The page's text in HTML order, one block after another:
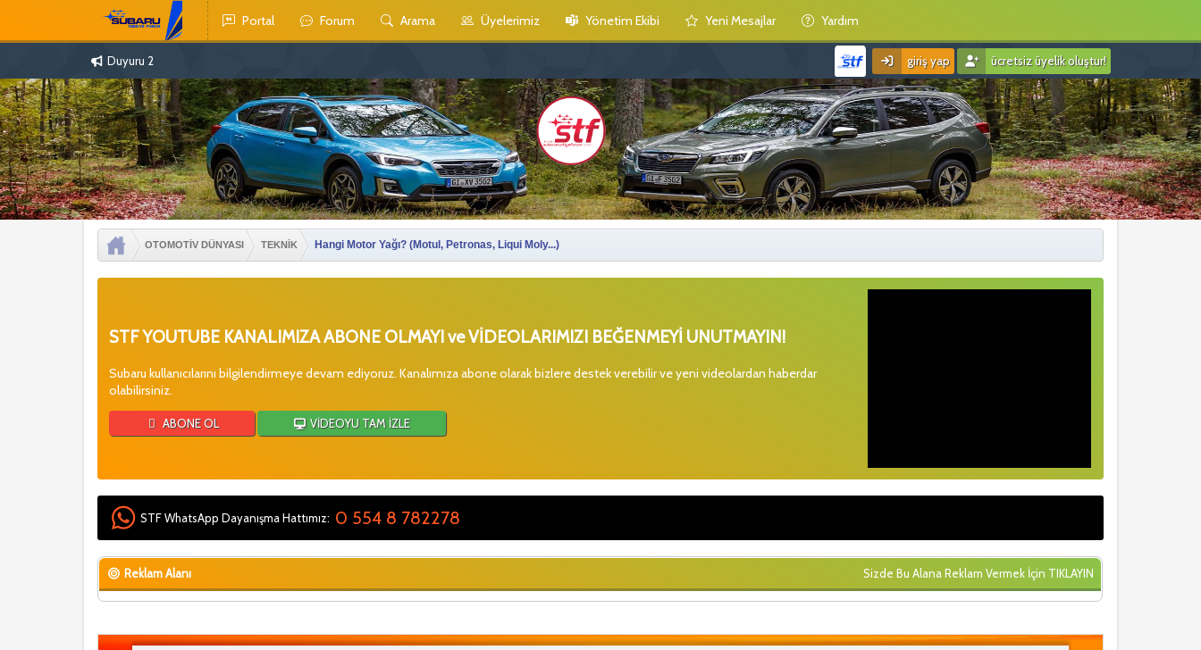
Portal Forum Arama Üyelerimiz Yönetim Ekibi Yeni Mesajlar Yardım
Duyuru 2 giriş yap ücretsiz üyelik oluştur!
OTOMOTİV DÜNYASI TEKNİK Hangi Motor Yağı? (Motul, Petronas, Liqui Moly...)
STF YOUTUBE KANALIMIZA ABONE OLMAYI ve VİDEOLARIMIZI BEĞENMEYİ UNUTMAYIN!
Subaru kullanıcılarını bilgilendirmeye devam ediyoruz. Kanalımıza abone olarak bizlere destek verebilir ve yeni videolardan haberdar
olabilirsiniz.
ABONE OL VİDEOYU TAM İZLE
STF WhatsApp Dayanışma Hattımız: 0 554 8 782278
Reklam Alanı Sizde Bu Alana Reklam Vermek İçin TIKLAYIN